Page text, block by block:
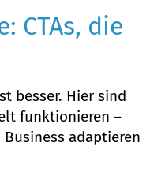
CTAs, die
besser. Hier sind
funktionieren –
adaptieren